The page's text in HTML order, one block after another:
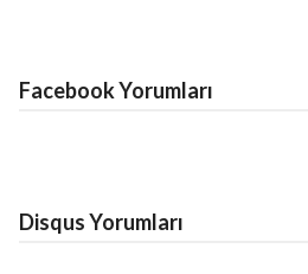
Facebook Yorumları
Disqus Yorumları